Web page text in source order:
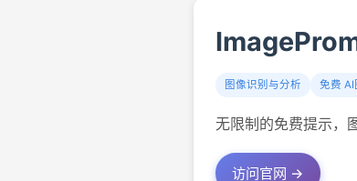
图像识别与分析 免费 AI
无限制的免费提示，
访问官网 →